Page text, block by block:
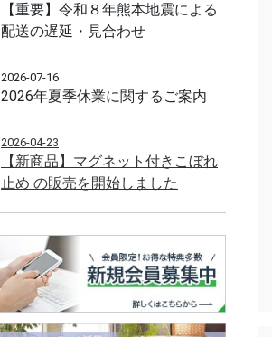
【重要】令和８年熊本地震による
配送の遅延・見合わせ
2026-07-16
2026年夏季休業に関するご案内
2026-04-23
【新商品】マグネット付きこぼれ
止め の販売を開始しました